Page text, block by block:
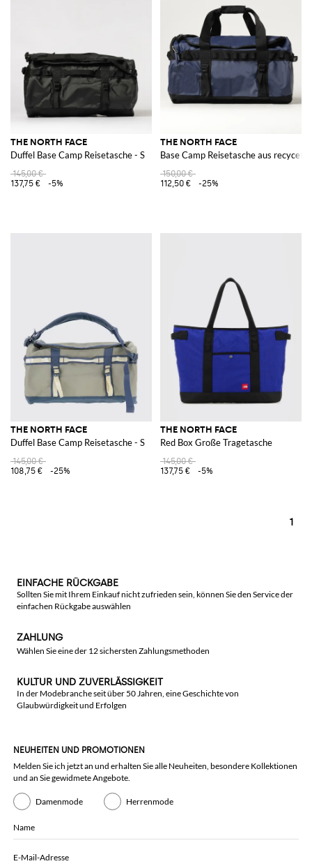
THE NORTH FACE
Duffel Base Camp Reisetasche - S
145,00 €
137,75 €
-5%
THE NORTH FACE
Base Camp Reisetasche aus
150,00 €
112,50 €
-25%
THE NORTH FACE
Duffel Base Camp Reisetasche - S
145,00 €
108,75 €
-25%
THE NORTH FACE
Red Box Große Tragetasche
145,00 €
137,75 €
-5%
1
EINFACHE RÜCKGABE
Sollten Sie mit Ihrem Einkauf nicht zufrieden sein, können Sie den Service der
einfachen Rückgabe auswählen
ZAHLUNG
Wählen Sie eine der 12 sichersten Zahlungsmethoden
KULTUR UND ZUVERLÄSSIGKEIT
In der Modebranche seit über 50 Jahren, eine Geschichte von
Glaubwürdigkeit und Erfolgen
NEUHEITEN UND PROMOTIONEN
Melden Sie ich jetzt an und erhalten Sie alle Neuheiten, besondere Kollektionen
und an Sie gewidmete Angebote.
Damenmode Herrenmode
Name
E-Mail-Adresse